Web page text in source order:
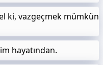
ki, vazgeçmek mümkün
hayatından.